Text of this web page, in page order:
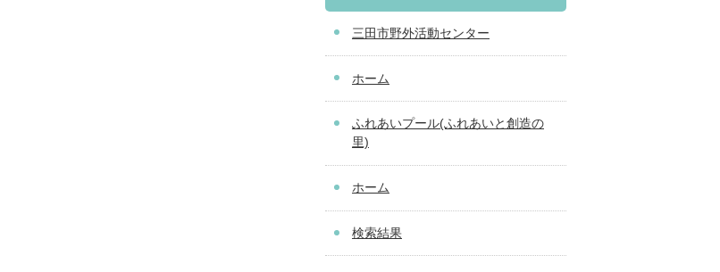
三田市野外活動センター
ホーム
ふれあいプール(ふれあいと創造の
里)
ホーム
検索結果